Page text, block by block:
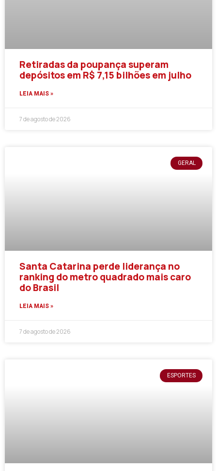
Retiradas da poupança superam
depósitos em R$ 7,15 bilhões em julho
LEIA MAIS »
7 de agosto de 2026
GERAL
Santa Catarina perde liderança no
ranking do metro quadrado mais caro
do Brasil
LEIA MAIS »
7 de agosto de 2026
ESPORTES